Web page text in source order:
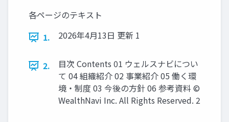
各ページのテキスト
1.
2026年4⽉13⽇ 更新 1
2.
⽬次 Contents 01 ウェルスナビについ
て 04 組織紹介 02 事業紹介 05 働く環
境‧制度 03 今後の⽅針 06 参考資料 ©
WealthNavi Inc. All Rights Reserved. 2